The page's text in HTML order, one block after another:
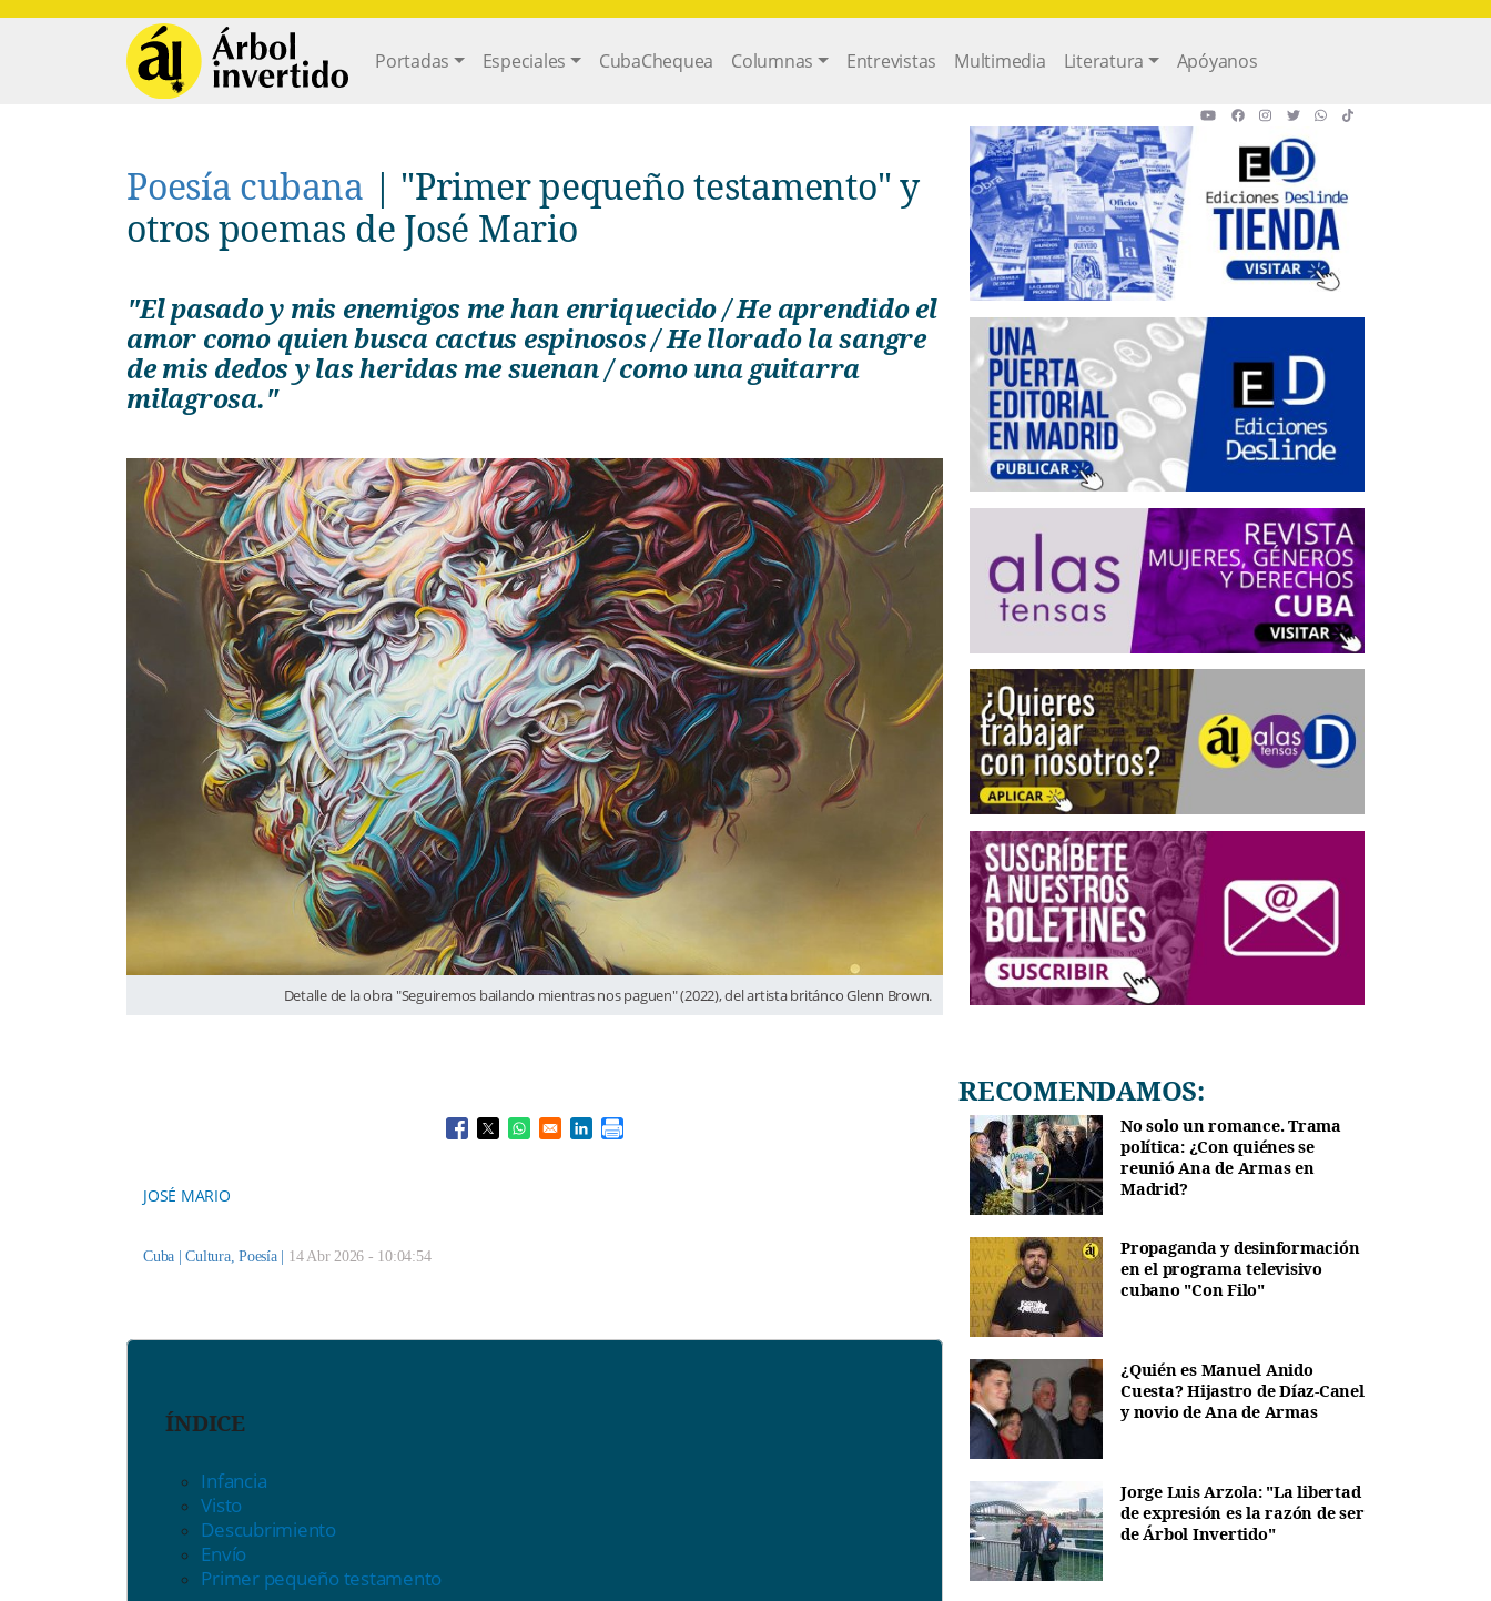
Main navigation
Portadas Especiales CubaChequea Columnas Entrevistas Multimedia Literatura Apóyanos
Poesía cubana | "Primer pequeño testamento" y
otros poemas de José Mario
"El pasado y mis enemigos me han enriquecido / He aprendido el
amor como quien busca cactus espinosos / He llorado la sangre
de mis dedos y las heridas me suenan / como una guitarra
milagrosa."
Detalle de la obra "Seguiremos bailando mientras nos paguen" (2022), del artista británco Glenn Brown.
Opens in a new window
Opens in a new window
Opens in a new window
Opens in a new window
JOSÉ MARIO
Cuba |Cultura, Poesía 14 Abr 2026 - 10:04:54
ÍNDICE
Infancia
Visto
Descubrimiento
Envío
Primer pequeño testamento
RECOMENDAMOS:
No solo un romance. Trama
política: ¿Con quiénes se
reunió Ana de Armas en
Madrid?
Propaganda y desinformación
en el programa televisivo
cubano "Con Filo"
¿Quién es Manuel Anido
Cuesta? Hijastro de Díaz-Canel
y novio de Ana de Armas
Jorge Luis Arzola: "La libertad
de expresión es la razón de ser
de Árbol Invertido"